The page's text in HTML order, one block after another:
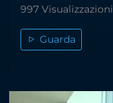
997 Visualizzazioni
Guarda